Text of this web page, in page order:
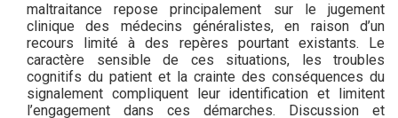
maltraitance repose principalement sur le jugement
clinique des médecins généralistes, en raison d’un
recours limité à des repères pourtant existants. Le
caractère sensible de ces situations, les troubles
cognitifs du patient et la crainte des conséquences du
signalement compliquent leur identification et limitent
l’engagement dans ces démarches. Discussion et